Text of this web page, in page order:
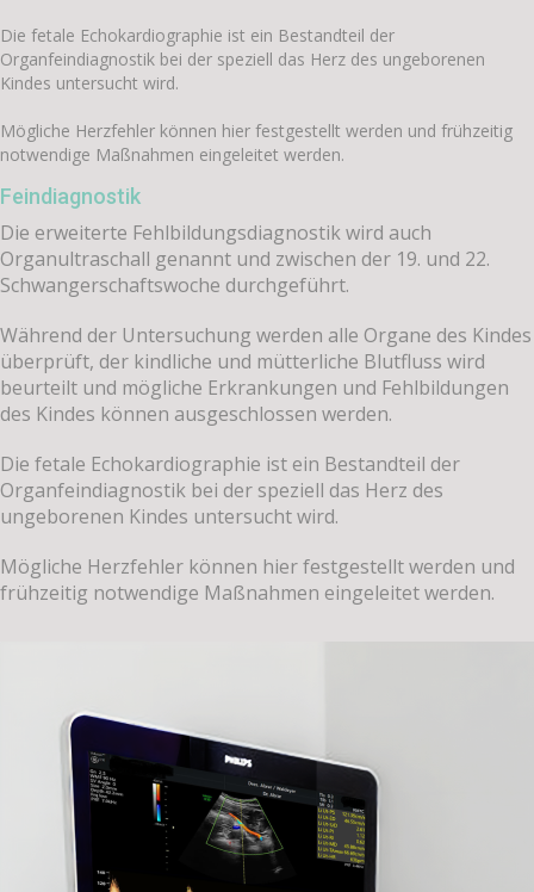
Die fetale Echokardiographie ist ein Bestandteil der
Organfeindiagnostik bei der speziell das Herz des ungeborenen
Kindes untersucht wird.
Mögliche Herzfehler können hier festgestellt werden und frühzeitig
notwendige Maßnahmen eingeleitet werden.
Feindiagnostik
Die erweiterte Fehlbildungsdiagnostik wird auch
Organultraschall genannt und zwischen der 19. und 22.
Schwangerschaftswoche durchgeführt.
Während der Untersuchung werden alle Organe des Kindes
überprüft, der kindliche und mütterliche Blutfluss wird
beurteilt und mögliche Erkrankungen und Fehlbildungen
des Kindes können ausgeschlossen werden.
Die fetale Echokardiographie ist ein Bestandteil der
Organfeindiagnostik bei der speziell das Herz des
ungeborenen Kindes untersucht wird.
Mögliche Herzfehler können hier festgestellt werden und
frühzeitig notwendige Maßnahmen eingeleitet werden.